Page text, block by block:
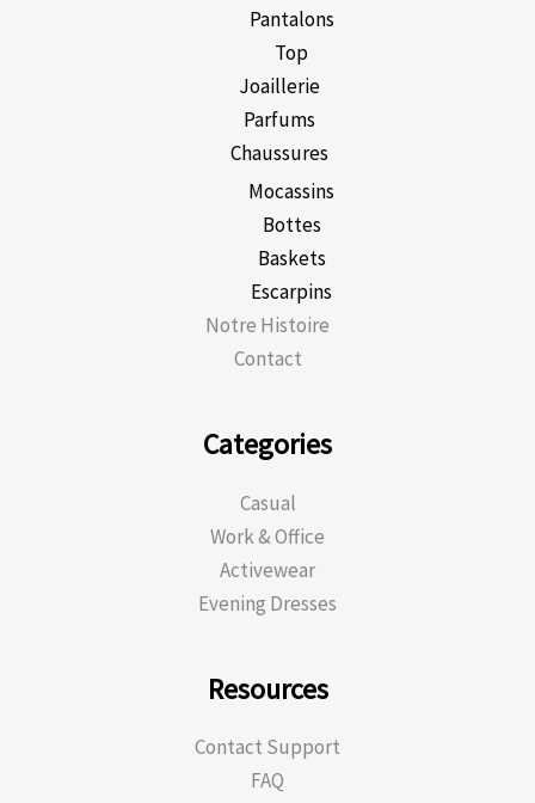
Pantalons
Top
Joaillerie
Parfums
Chaussures
Mocassins
Bottes
Baskets
Escarpins
Notre Histoire
Contact
Categories
Casual
Work & Office
Activewear
Evening Dresses
Resources
Contact Support
FAQ